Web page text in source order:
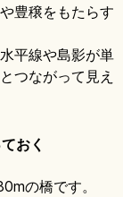
豊穣をもたらす
平線や島影が単
つながって見え
おく
の橋です。